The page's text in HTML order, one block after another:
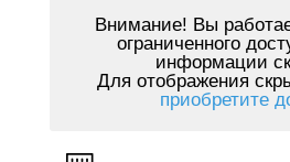
Внимание! Вы
ограниченного
информации
Для отображения
приобретите